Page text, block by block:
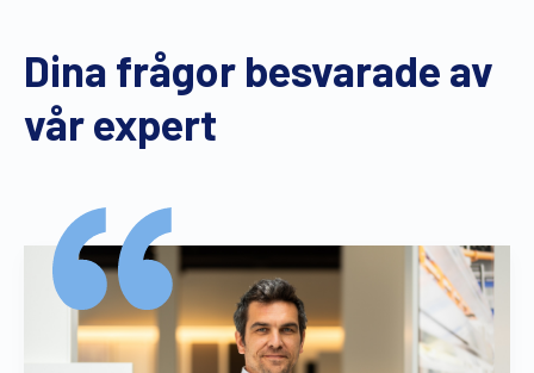
Dina frågor besvarade av
vår expert